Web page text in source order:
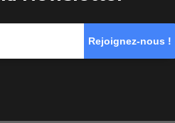
Rejoignez-nous !